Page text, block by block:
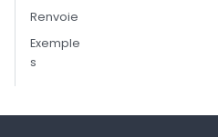
Renvoie
Exemple
s